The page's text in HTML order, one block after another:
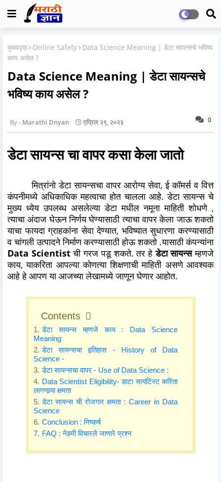
मुख्यपृष्ठ Online Safety
Data Science Meaning | डेटा सायन्सचे भविष्य
काय असेल ?
Data Science Meaning | डेटा सायन्सचे
भविष्य काय असेल ?
0
Marathi Dnyan एप्रिल २९, २०२३
डेटा सायन्स चा वापर कसा केला जातो
मित्रांनो डेटा सायन्सचा वापर आरोग्य सेवा, ई कॉमर्स व वित्त
कंपनीमध्ये अधिकाधिक महत्वाचा होत चालला आहे. डेटा सायन्स चे
मुख्य ध्येय उपलब्ध असलेल्या डेटा मधील नमूना माहिती शोधणे ,
त्याचा अंदाज घेऊन निर्णय घेण्यासाठी त्याचा वापर केला जाऊ शकतो
याचा फायदा ग्राहकांना सेवा देण्यात, भविष्यात सुधारणा करण्यासाठी
व चांगली उत्पादने निर्माण करण्यासाठी होऊ शकतो .यासाठी कंपन्यांना
Data Scientistची गरज पडू शकते. तर हेडेटा सायन्सम्हणजे
काय, याकरिता आपल्या कोणत्या शिक्षणाची माहिती असणे आवश्यक
आहे हे आपण या आजच्या लेखामध्ये जाणून घेणार आहोत.
Contents
डेटा सायन्स म्हणजे काय : Data Science
Meaning
डेटा सायन्सचा इतिहास - History of Data
Science -
डेटा सायन्सचा वापर - Use of Data Science :
Data Scientist Eligibility- डाटा सायंटिस्ट करिता
लागणार्‍या क्षमता
डेटा सायन्स ची रोजगार क्षमता : Career in Data
Science
Conclusion : निष्कर्ष
FAQ : नेहमी विचारले जाणारे प्रश्न